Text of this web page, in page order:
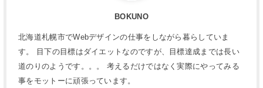
BOKUNO
北海道札幌市でWebデザインの仕事をしながら暮らしていま
す。 目下の目標はダイエットなのですが、目標達成までは長い
道のりのようです。。。 考えるだけではなく実際にやってみる
事をモットーに頑張っています。